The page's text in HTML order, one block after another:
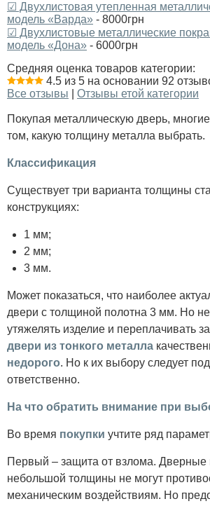
☑ Двухлистовая утепленная
модель «Варда» - 8000грн
☑ Двухлистовые металлические
модель «Дона» - 6000грн
Средняя оценка товаров категории:
4.5 из 5 на основании 92
Все отзывы
Отзывы етой категории
Покупая металлическую дверь,
том, какую толщину металла выбрать.
Классификация
Существует три варианта толщины
конструкциях:
1 мм;
2 мм;
3 мм.
Может показаться, что наиболее
двери с толщиной полотна 3 мм. Но
утяжелять изделие и переплачивать
двери из тонкого металла
недорого. Но к их выбору следует
ответственно.
На что обратить внимание при
Во время покупки учтите ряд
Первый – защита от взлома. Дверные
небольшой толщины не могут
механическим воздействиям. Но